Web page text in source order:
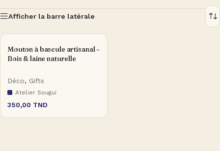
Afficher la barre latérale
Mouton à bascule artisanal –
Bois & laine naturelle
Déco, Gifts
Atelier Sougui
350,00 TND